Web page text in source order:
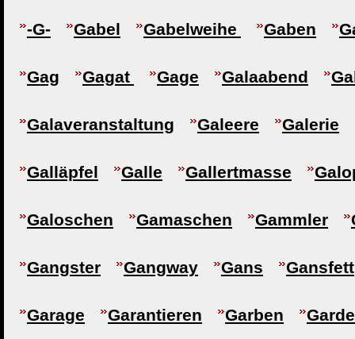
-G- Gabel Gabelweihe Gaben
Gag Gagat Gage Galaabend
Galaveranstaltung Galeere Galerie
Galläpfel Galle Gallertmasse
Galoschen Gamaschen Gammler
Gangster Gangway Gans Gansfett
Garage Garantieren Garben Garde